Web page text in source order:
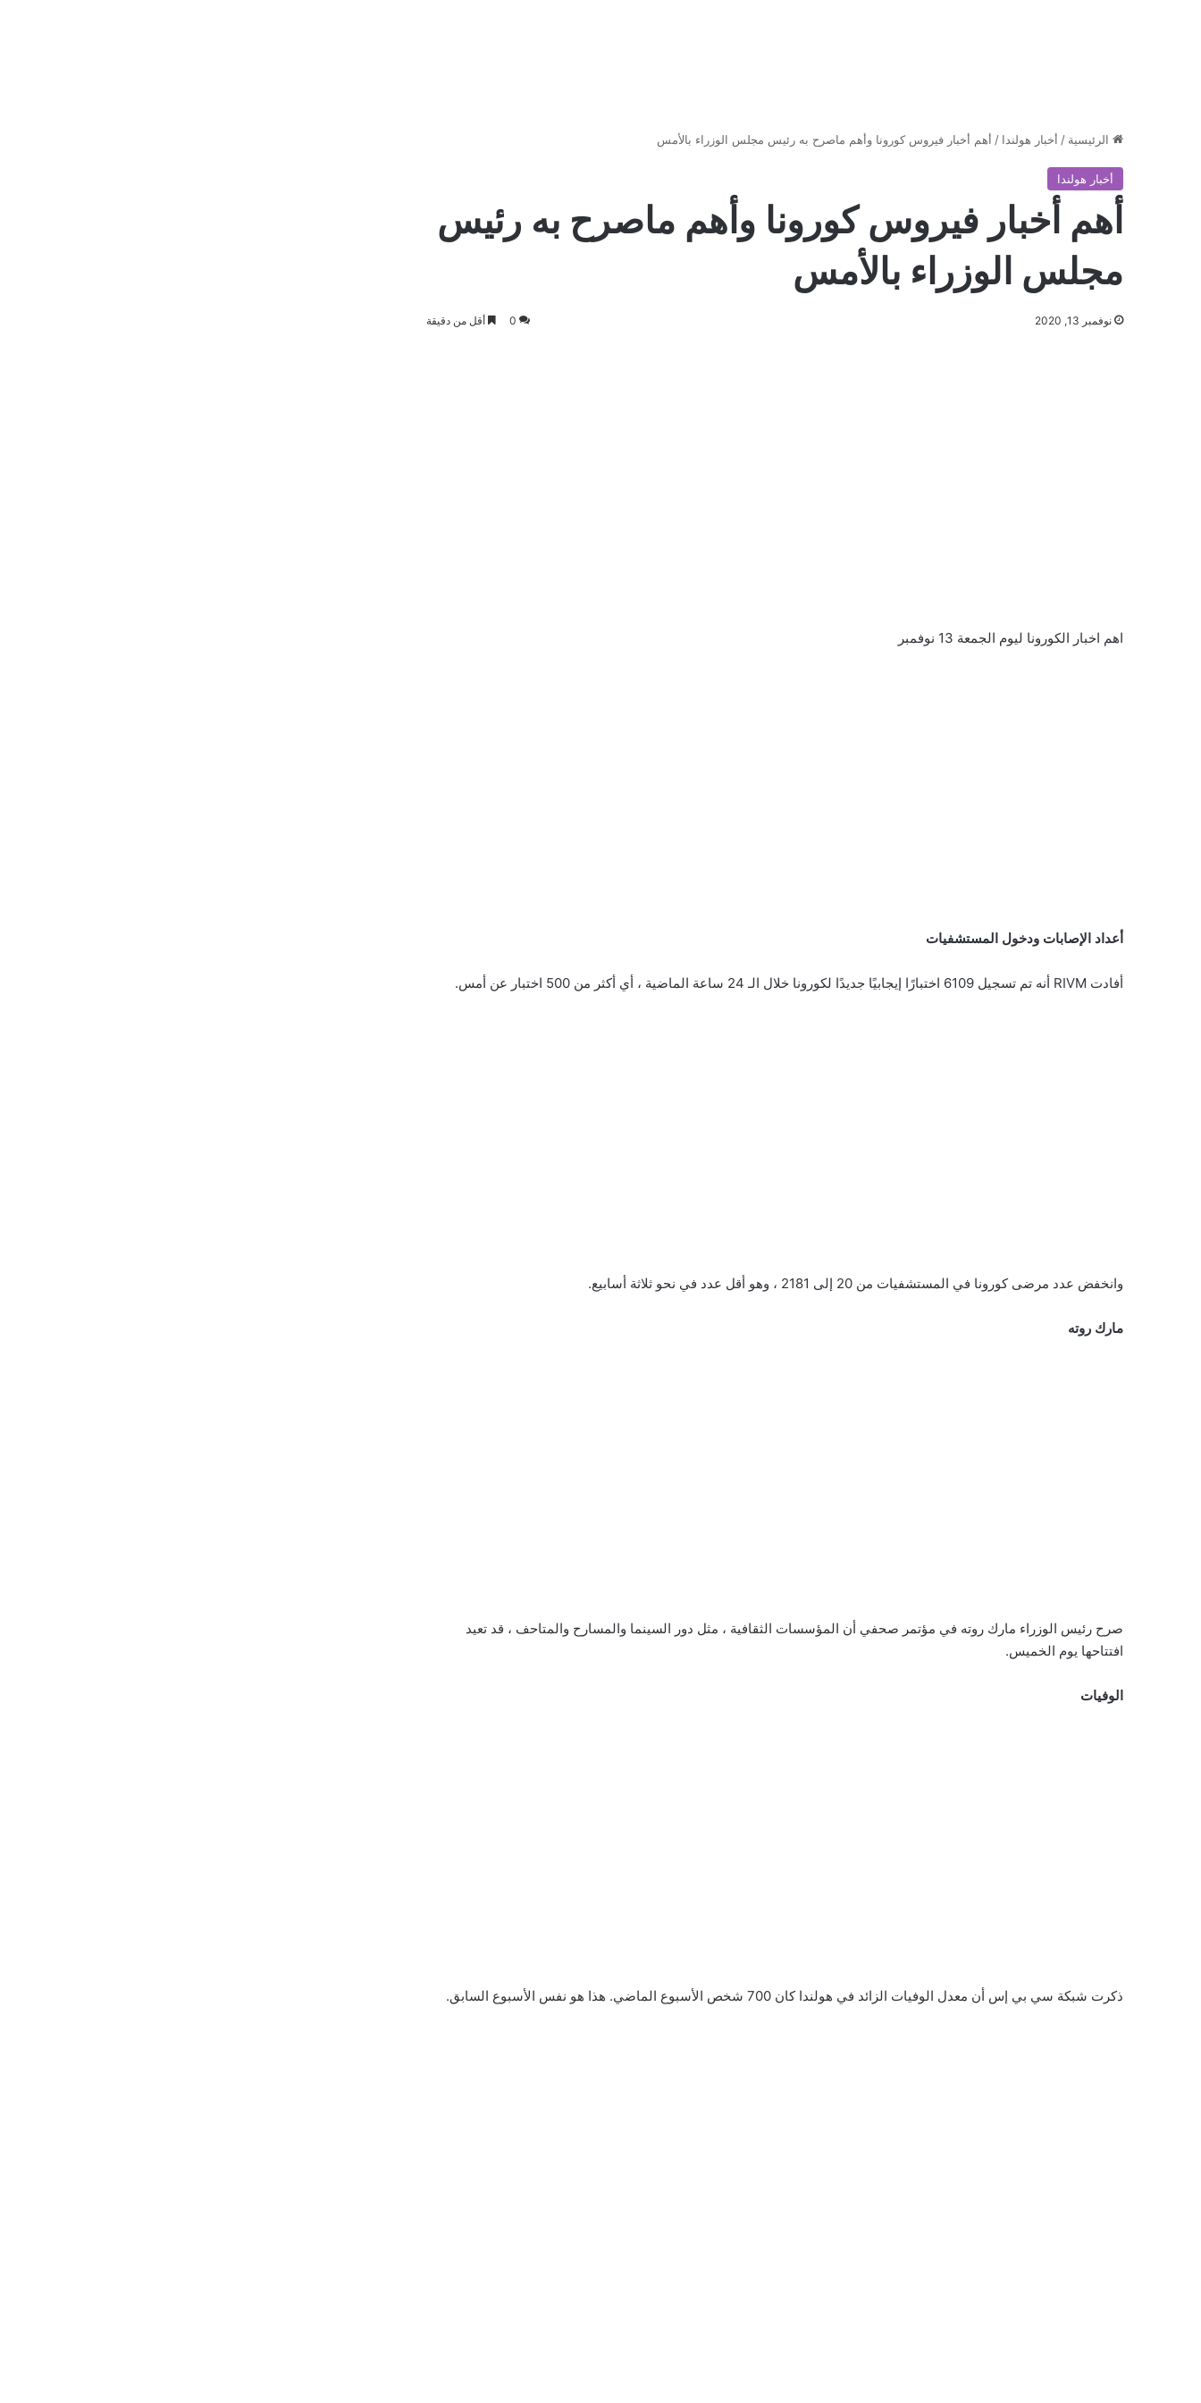
الرئيسية / أخبار هولندا / أهم أخبار فيروس كورونا وأهم ماصرح به رئيس مجلس الوزراء بالأمس
أخبار هولندا
أهم أخبار فيروس كورونا وأهم ماصرح به رئيس
مجلس الوزراء بالأمس
نوفمبر 13, 2020 0 أقل من دقيقة
اهم اخبار الكورونا ليوم الجمعة 13 نوفمبر
أعداد الإصابات ودخول المستشفيات
أفادت RIVM أنه تم تسجيل 6109 اختبارًا إيجابيًا جديدًا لكورونا خلال الـ 24 ساعة الماضية ، أي أكثر من 500 اختبار عن أمس.
وانخفض عدد مرضى كورونا في المستشفيات من 20 إلى 2181 ، وهو أقل عدد في نحو ثلاثة أسابيع.
مارك روته
صرح رئيس الوزراء مارك روته في مؤتمر صحفي أن المؤسسات الثقافية ، مثل دور السينما والمسارح والمتاحف ، قد تعيد
افتتاحها يوم الخميس.
الوفيات
ذكرت شبكة سي بي إس أن معدل الوفيات الزائد في هولندا كان 700 شخص الأسبوع الماضي. هذا هو نفس الأسبوع السابق.